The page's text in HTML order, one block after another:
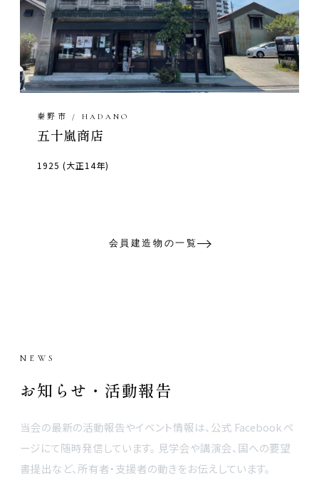
秦野市 / HADANO
五十嵐商店
1925 (大正14年)
会員建造物の一覧
NEWS
お知らせ・活動報告
当会の最新の活動報告やイベント情報は、公式 Facebook ペ
ージにて随時発信しています。 見学会や講演会、国への要望
書提出など、所有者・支援者の動きをお伝えしています。